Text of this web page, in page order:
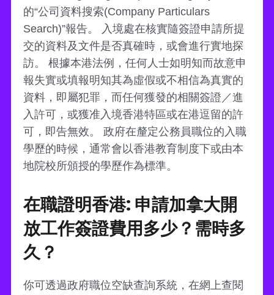
的“公司資料搜索(Company Particulars
Search)”報告。 入境處在核實隨簽證申請所提
交的資料及文件是否真確時，或會進行實地探
訪。 根據本港法例，任何人士如明知而故意申
報失實或填報明知其為虛假或不相信為真實的
資料，即屬犯罪，而任何獲發的相關簽證／進
入許可，或獲准入境香港特區或在港逗留的許
可，即告無效。 政府在釐定公務員職位的入職
學歷的時候，通常會以香港教育制度下或由本
地院校所頒授的學歷作為標準。
在職證明香港: 申請加拿大開
放工作簽證費用多少？需時多
久？
你可透過政府職位空缺查詢系統，在網上查閱